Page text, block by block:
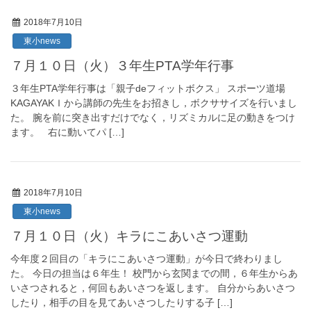
2018年7月10日
東小news
７月１０日（火）３年生PTA学年行事
３年生PTA学年行事は「親子deフィットボクス」 スポーツ道場
KAGAYAKＩから講師の先生をお招きし，ボクササイズを行いまし
た。 腕を前に突き出すだけでなく，リズミカルに足の動きをつけ
ます。 右に動いてパ […]
2018年7月10日
東小news
７月１０日（火）キラにこあいさつ運動
今年度２回目の「キラにこあいさつ運動」が今日で終わりまし
た。 今日の担当は６年生！ 校門から玄関までの間，６年生からあ
いさつされると，何回もあいさつを返します。 自分からあいさつ
したり，相手の目を見てあいさつしたりする子 […]